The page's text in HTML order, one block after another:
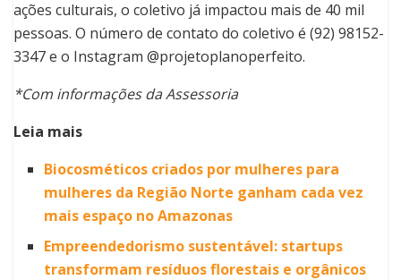
ações culturais, o coletivo já impactou mais de 40 mil
pessoas. O número de contato do coletivo é (92) 98152-
3347 e o Instagram @projetoplanoperfeito.
*Com informações da Assessoria
Leia mais
Biocosméticos criados por mulheres para
mulheres da Região Norte ganham cada vez
mais espaço no Amazonas
Empreendedorismo sustentável: startups
transformam resíduos florestais e orgânicos